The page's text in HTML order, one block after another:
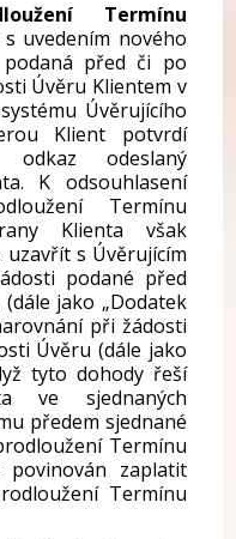
Termínu
uvedením nového
před či po
Úvěru Klientem v
Úvěrujícího
Klient potvrdí
odeslaný
K odsouhlasení
Termínu
Klienta však
s Úvěrujícím
podané před
jako „Dodatek
při žádosti
Úvěru (dále jako
tyto dohody řeší
ve sjednaných
předem sjednané
Termínu
zaplatit
Termínu